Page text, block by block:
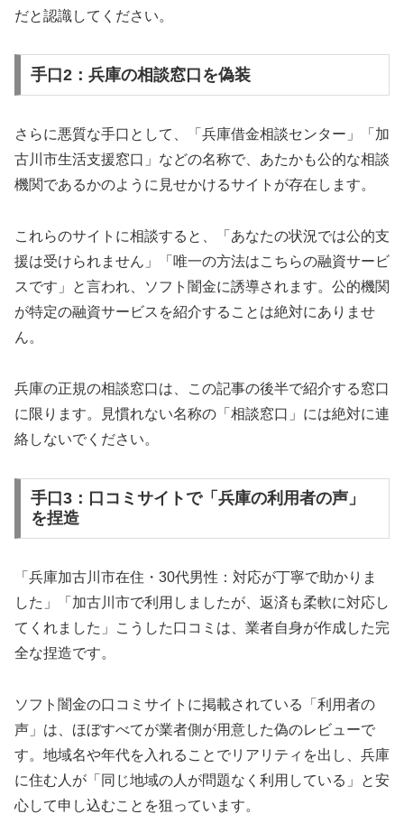
だと認識してください。
手口2：兵庫の相談窓口を偽装
さらに悪質な手口として、「兵庫借金相談センター」「加
古川市生活支援窓口」などの名称で、あたかも公的な相談
機関であるかのように見せかけるサイトが存在します。
これらのサイトに相談すると、「あなたの状況では公的支
援は受けられません」「唯一の方法はこちらの融資サービ
スです」と言われ、ソフト闇金に誘導されます。公的機関
が特定の融資サービスを紹介することは絶対にありませ
ん。
兵庫の正規の相談窓口は、この記事の後半で紹介する窓口
に限ります。見慣れない名称の「相談窓口」には絶対に連
絡しないでください。
手口3：口コミサイトで「兵庫の利用者の声」
を捏造
「兵庫加古川市在住・30代男性：対応が丁寧で助かりま
した」「加古川市で利用しましたが、返済も柔軟に対応し
てくれました」こうした口コミは、業者自身が作成した完
全な捏造です。
ソフト闇金の口コミサイトに掲載されている「利用者の
声」は、ほぼすべてが業者側が用意した偽のレビューで
す。地域名や年代を入れることでリアリティを出し、兵庫
に住む人が「同じ地域の人が問題なく利用している」と安
心して申し込むことを狙っています。